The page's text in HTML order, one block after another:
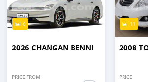
6
2026 CHANGAN BENNI
PRICE FROM
11
2008
PRICE